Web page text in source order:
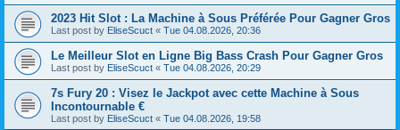
2023 Hit Slot : La Machine à Sous Préférée Pour Gagner Gros
Last post by EliseScuct « Tue 04.08.2026, 20:36
Le Meilleur Slot en Ligne Big Bass Crash Pour Gagner Gros
Last post by EliseScuct « Tue 04.08.2026, 20:29
7s Fury 20 : Visez le Jackpot avec cette Machine à Sous
Incontournable €
Last post by EliseScuct « Tue 04.08.2026, 19:58